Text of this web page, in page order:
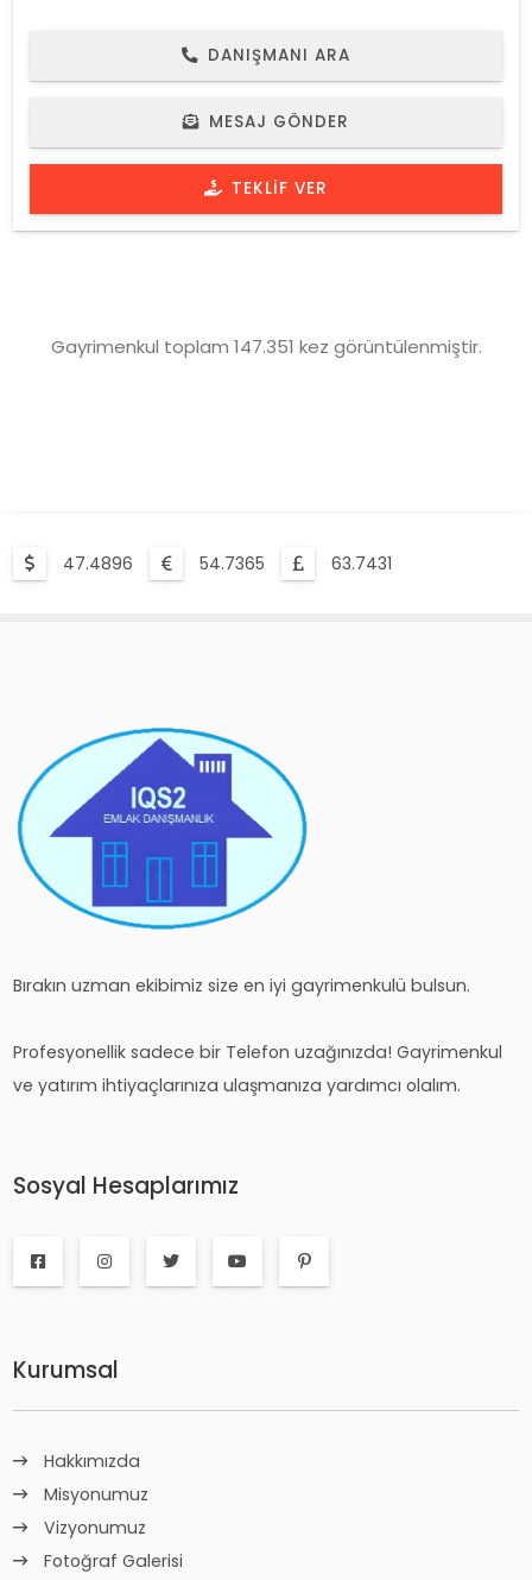
DANIŞMANI ARA
MESAJ GÖNDER
TEKLIF VER
Gayrimenkul toplam 147.351 kez görüntülenmiştir.
47.4896 54.7365 63.7431
Bırakın uzman ekibimiz size en iyi gayrimenkulü bulsun.
Profesyonellik sadece bir Telefon uzağınızda! Gayrimenkul
ve yatırım ihtiyaçlarınıza ulaşmanıza yardımcı olalım.
Sosyal Hesaplarımız
Kurumsal
Hakkımızda
Misyonumuz
Vizyonumuz
Fotoğraf Galerisi